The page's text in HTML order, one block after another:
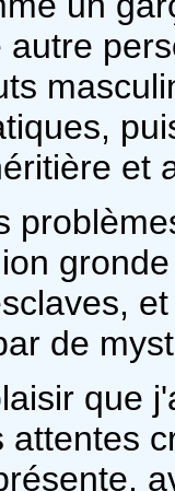
autre
et
de
que
attentes